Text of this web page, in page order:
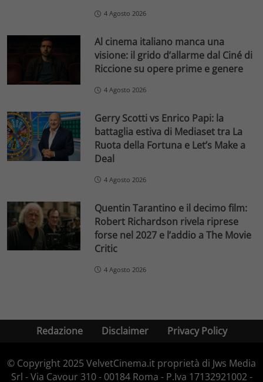
4 Agosto 2026
Al cinema italiano manca una
visione: il grido d’allarme dal Ciné di
Riccione su opere prime e genere
4 Agosto 2026
Gerry Scotti vs Enrico Papi: la
battaglia estiva di Mediaset tra La
Ruota della Fortuna e Let’s Make a
Deal
4 Agosto 2026
Quentin Tarantino e il decimo film:
Robert Richardson rivela riprese
forse nel 2027 e l’addio a The Movie
Critic
4 Agosto 2026
Redazione Disclaimer Privacy Policy
© Copyright 2025 VelvetCinema.it proprietà di Jws Media
Srl - Via Cavour 310 - 00184 Roma - P.Iva 17132921002 -